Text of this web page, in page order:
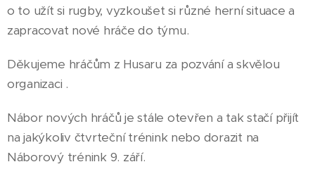
o to užít si rugby, vyzkoušet si různé herní situace a
zapracovat nové hráče do týmu.
Děkujeme hráčům z Husaru za pozvání a skvělou
organizaci .
Nábor nových hráčů je stále otevřen a tak stačí přijít
na jakýkoliv čtvrteční trénink nebo dorazit na
Náborový trénink 9. září.